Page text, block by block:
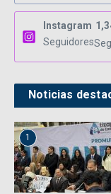
Instagram
Seguidores
Noticias
1